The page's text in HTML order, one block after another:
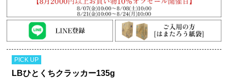
PICK UP
LBひとくちクラッカー135g